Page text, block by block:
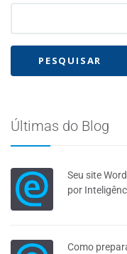
Últimas do Blog
Seu site
por
Como